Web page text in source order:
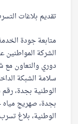
تقديم بلاغات
متابعة جودة
الشركة المواطنين
دوري والتعاون
سلامة الشبكة
الوطنية بجدة،
بجدة، صهريج مياه
الوطنية، بلاغ